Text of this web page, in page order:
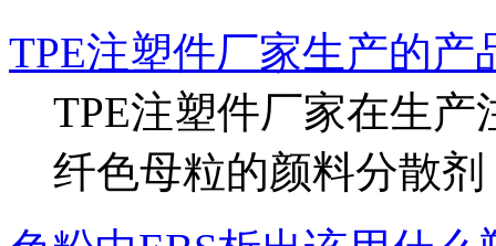
TPE注塑件厂家生产的产
TPE注塑件厂家在生
纤色母粒的颜料分散剂